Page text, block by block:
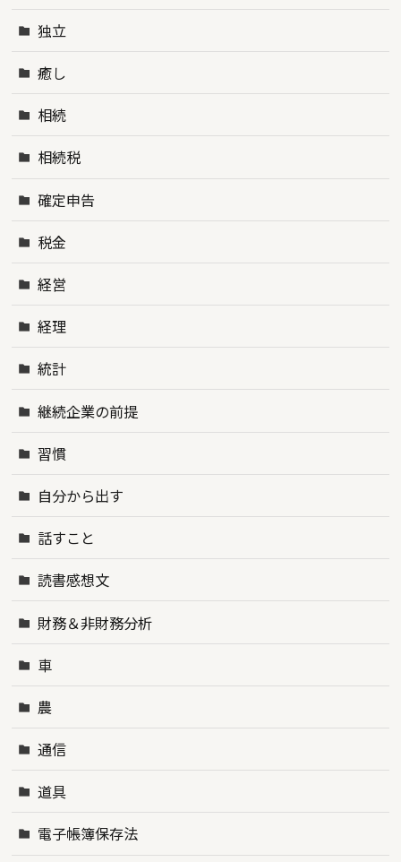
独立
癒し
相続
相続税
確定申告
税金
経営
経理
統計
継続企業の前提
習慣
自分から出す
話すこと
読書感想文
財務＆非財務分析
車
農
通信
道具
電子帳簿保存法